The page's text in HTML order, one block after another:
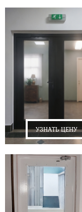
УЗНАТЬ ЦЕНУ